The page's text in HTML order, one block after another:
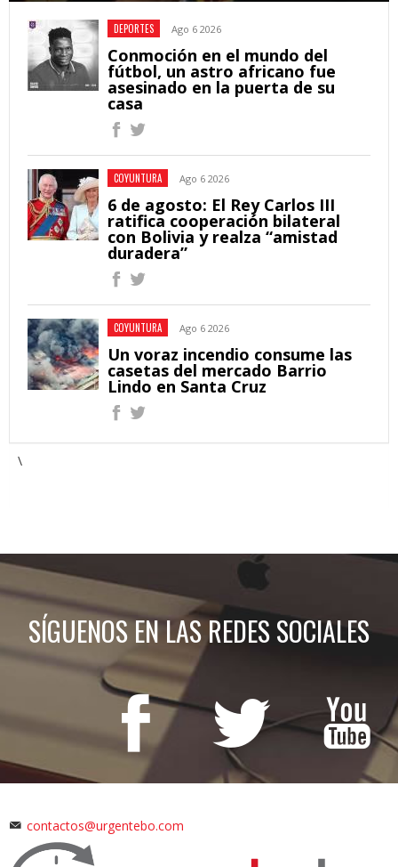
DEPORTES Ago 6 2026
Conmoción en el mundo del
fútbol, un astro africano fue
asesinado en la puerta de su
casa
COYUNTURA Ago 6 2026
6 de agosto: El Rey Carlos III
ratifica cooperación bilateral
con Bolivia y realza “amistad
duradera”
COYUNTURA Ago 6 2026
Un voraz incendio consume las
casetas del mercado Barrio
Lindo en Santa Cruz
\
SÍGUENOS EN LAS REDES SOCIALES
contactos@urgentebo.com